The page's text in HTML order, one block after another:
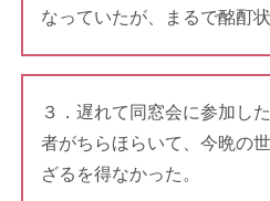
なっていたが、まるで酩酊状
３．遅れて同窓会に参加し
者がちらほらいて、今晩の
ざるを得なかった。